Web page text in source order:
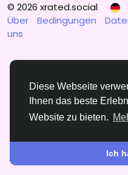
Diese Webseite
Ihnen das beste
Website zu bieten.
Ich
© 2026 xrated.social
Über
Bedingungen
uns